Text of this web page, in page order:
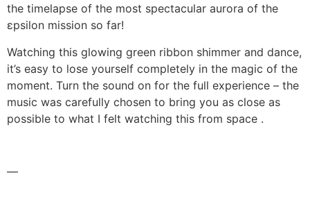
the timelapse of the most spectacular aurora of the
εpsilon mission so far!
Watching this glowing green ribbon shimmer and dance,
it’s easy to lose yourself completely in the magic of the
moment. Turn the sound on for the full experience – the
music was carefully chosen to bring you as close as
possible to what I felt watching this from space .
—